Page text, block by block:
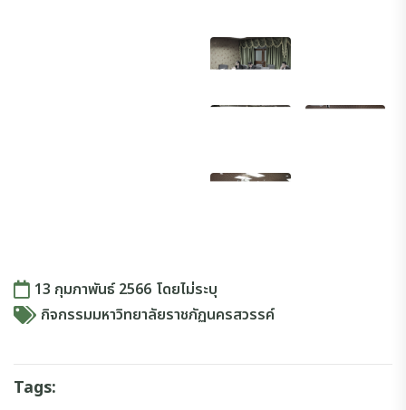
13 กุมภาพันธ์ 2566 โดยไม่ระบุ
กิจกรรมมหาวิทยาลัยราชภัฏนครสวรรค์
Tags: